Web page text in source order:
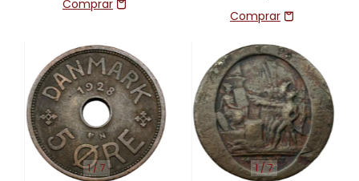
1/ 7 1/7